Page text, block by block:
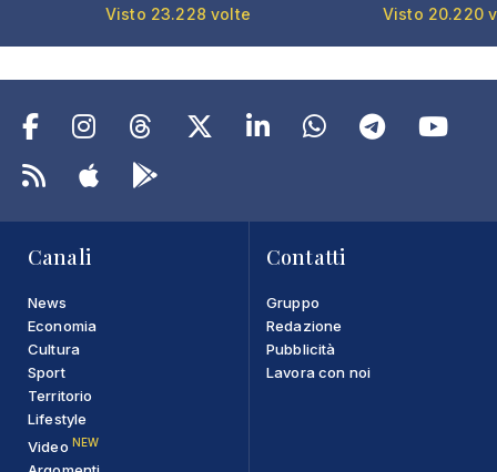
Visto 23.228 volte Visto 20.220
Canali
News
Economia
Cultura
Sport
Territorio
Lifestyle
Video NEW
Contatti
Gruppo
Redazione
Pubblicità
Lavora con noi